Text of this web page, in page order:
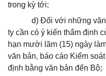
trong kỳ tới;
d) Đối với những
ty cần có ý kiến thẩm định
hạn mười lăm (15) ngày
văn bản, báo cáo Kiểm
định bằng văn bản đến Bộ;